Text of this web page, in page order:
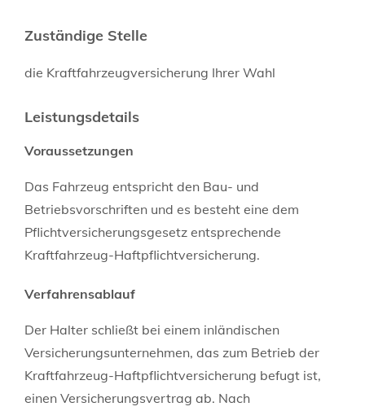
Zuständige Stelle
die Kraftfahrzeugversicherung Ihrer Wahl
Leistungsdetails
Voraussetzungen
Das Fahrzeug entspricht den Bau- und
Betriebsvorschriften und es besteht eine dem
Pflichtversicherungsgesetz entsprechende
Kraftfahrzeug-Haftpflichtversicherung.
Verfahrensablauf
Der Halter schließt bei einem inländischen
Versicherungsunternehmen, das zum Betrieb der
Kraftfahrzeug-Haftpflichtversicherung befugt ist,
einen Versicherungsvertrag ab. Nach